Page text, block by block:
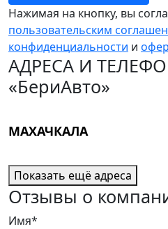
Нажимая на кнопку, вы
пользовательским
конфиденциальности и
АДРЕСА И
«БериАвто»
МАХАЧКАЛА
Показать ещё адреса
Отзывы о
Имя*